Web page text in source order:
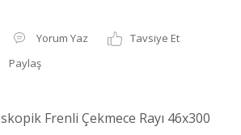
Yorum Yaz
Tavsiye Et
Paylaş
Frenli Çekmece Rayı 46x300